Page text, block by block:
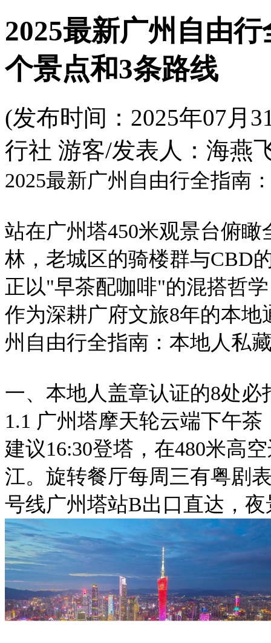
2025最新广州自由
个景点和3条路线
(发布时间：2025年07月
行社 游客/发表人：海燕
2025最新广州自由行全指南
站在广州塔450米观景台俯
林，老城区的骑楼群与CBD
正以"早茶配咖啡"的混搭哲
作为深耕广府文旅8年的本地
州自由行全指南：本地人私
一、本地人盖章认证的8处必
1.1 广州塔摩天轮云端下午茶
建议16:30登塔，在480米高
江。旋转餐厅每周三有粤剧
号线广州塔站B出口直达，夜